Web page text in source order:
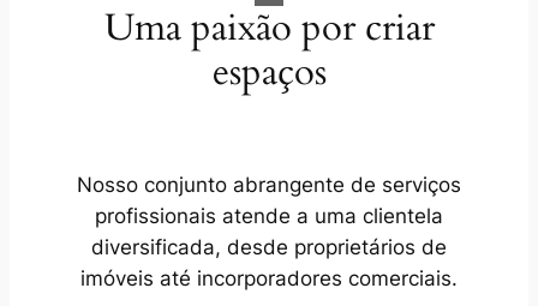
Uma paixão por criar
espaços
Nosso conjunto abrangente de serviços
profissionais atende a uma clientela
diversificada, desde proprietários de
imóveis até incorporadores comerciais.